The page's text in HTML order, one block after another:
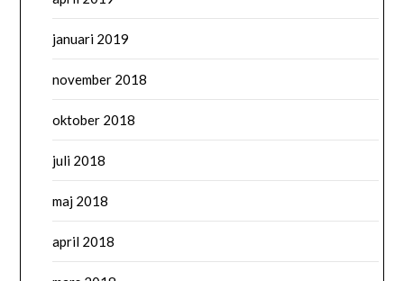
januari 2019
november 2018
oktober 2018
juli 2018
maj 2018
april 2018